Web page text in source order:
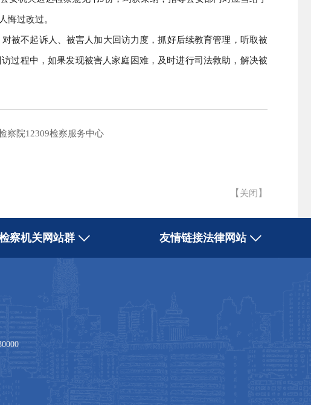
悔过改过。
被不起诉人、被害人加大回访力度，抓好后续教育管理，听取被
过程中，如果发现被害人家庭困难，及时进行司法救助，解决被
察院12309检察服务中心
【 关闭 】
察机关网站群 友情链接法律网站